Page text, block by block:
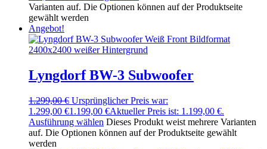
Varianten auf. Die Optionen können auf der Produktseite
gewählt werden
Angebot!
Lyngdorf BW-3 Subwoofer
1.299,00€ Ursprünglicher Preis war:
1.299,00 €1.199,00 €Aktueller Preis ist: 1.199,00 €.
Ausführung wählen Dieses Produkt weist mehrere Varianten
auf. Die Optionen können auf der Produktseite gewählt
werden